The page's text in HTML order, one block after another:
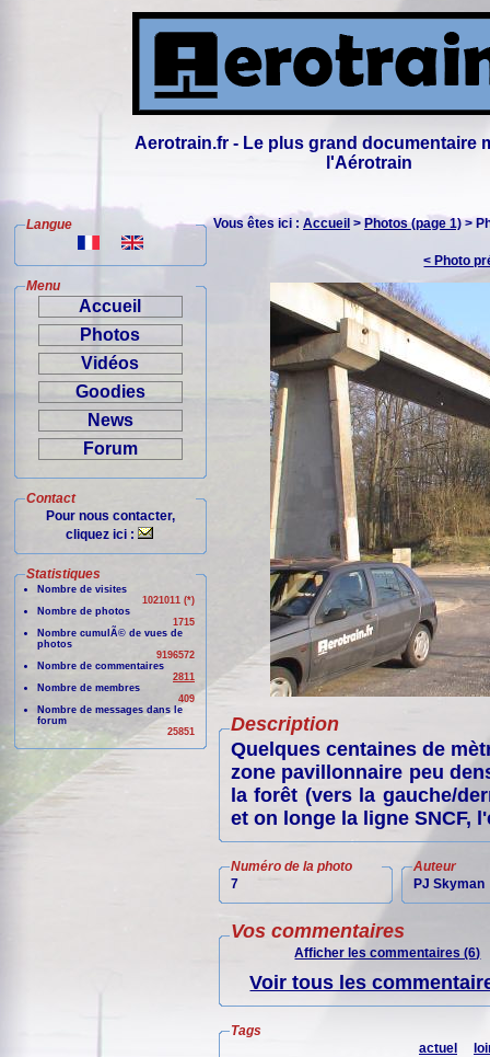
Aerotrain.fr - Le plus grand documentaire
l'Aérotrain
Langue
Menu
Accueil
Photos
Vidéos
Goodies
News
Forum
Contact
Pour nous contacter,
cliquez ici :
Statistiques
Nombre de visites
1021011 (*)
Nombre de photos
1715
Nombre cumulÃ© de vues de
photos
9196572
Nombre de commentaires
2811
Nombre de membres
409
Nombre de messages dans le
forum
25851
Vous êtes ici : Accueil > Photos (page 1)>
< Photo
Description
Quelques centaines de
zone pavillonnaire peu
la forêt (vers la gauche/
et on longe la ligne SNCF,
Numéro de la photo
7
Auteur
PJ Skyman
Vos commentaires
Afficher les commentaires (6)
Voir tous les
Tags
actuel